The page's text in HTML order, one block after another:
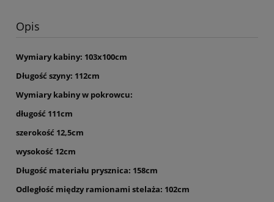
Opis
Wymiary kabiny: 103x100cm
Długość szyny: 112cm
Wymiary kabiny w pokrowcu:
długość 111cm
szerokość 12,5cm
wysokość 12cm
Długość materiału prysznica: 158cm
Odległość między ramionami stelaża: 102cm